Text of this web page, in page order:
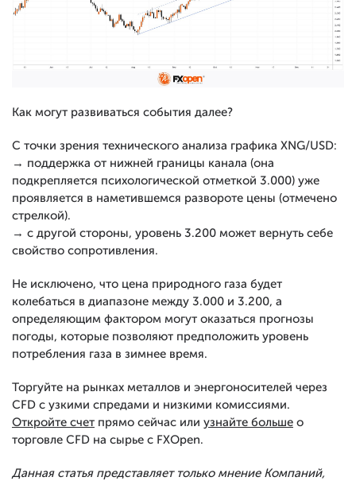
Как могут развиваться события далее?
С точки зрения технического анализа графика XNG/USD:
→ поддержка от нижней границы канала (она
подкрепляется психологической отметкой 3.000) уже
проявляется в наметившемся развороте цены (отмечено
стрелкой).
→ с другой стороны, уровень 3.200 может вернуть себе
свойство сопротивления.
Не исключено, что цена природного газа будет
колебаться в диапазоне между 3.000 и 3.200, а
определяющим фактором могут оказаться прогнозы
погоды, которые позволяют предположить уровень
потребления газа в зимнее время.
Торгуйте на рынках металлов и энергоносителей через
CFD с узкими спредами и низкими комиссиями.
Откройте счет прямо сейчас или узнайте больше о
торговле CFD на сырье с FXOpen.
Данная статья представляет только мнение Компаний,